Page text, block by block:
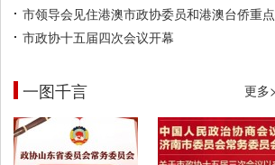
市领导会见住港澳市政协委员和港澳台侨重点
市政协十五届四次会议开幕
一图千言 更多